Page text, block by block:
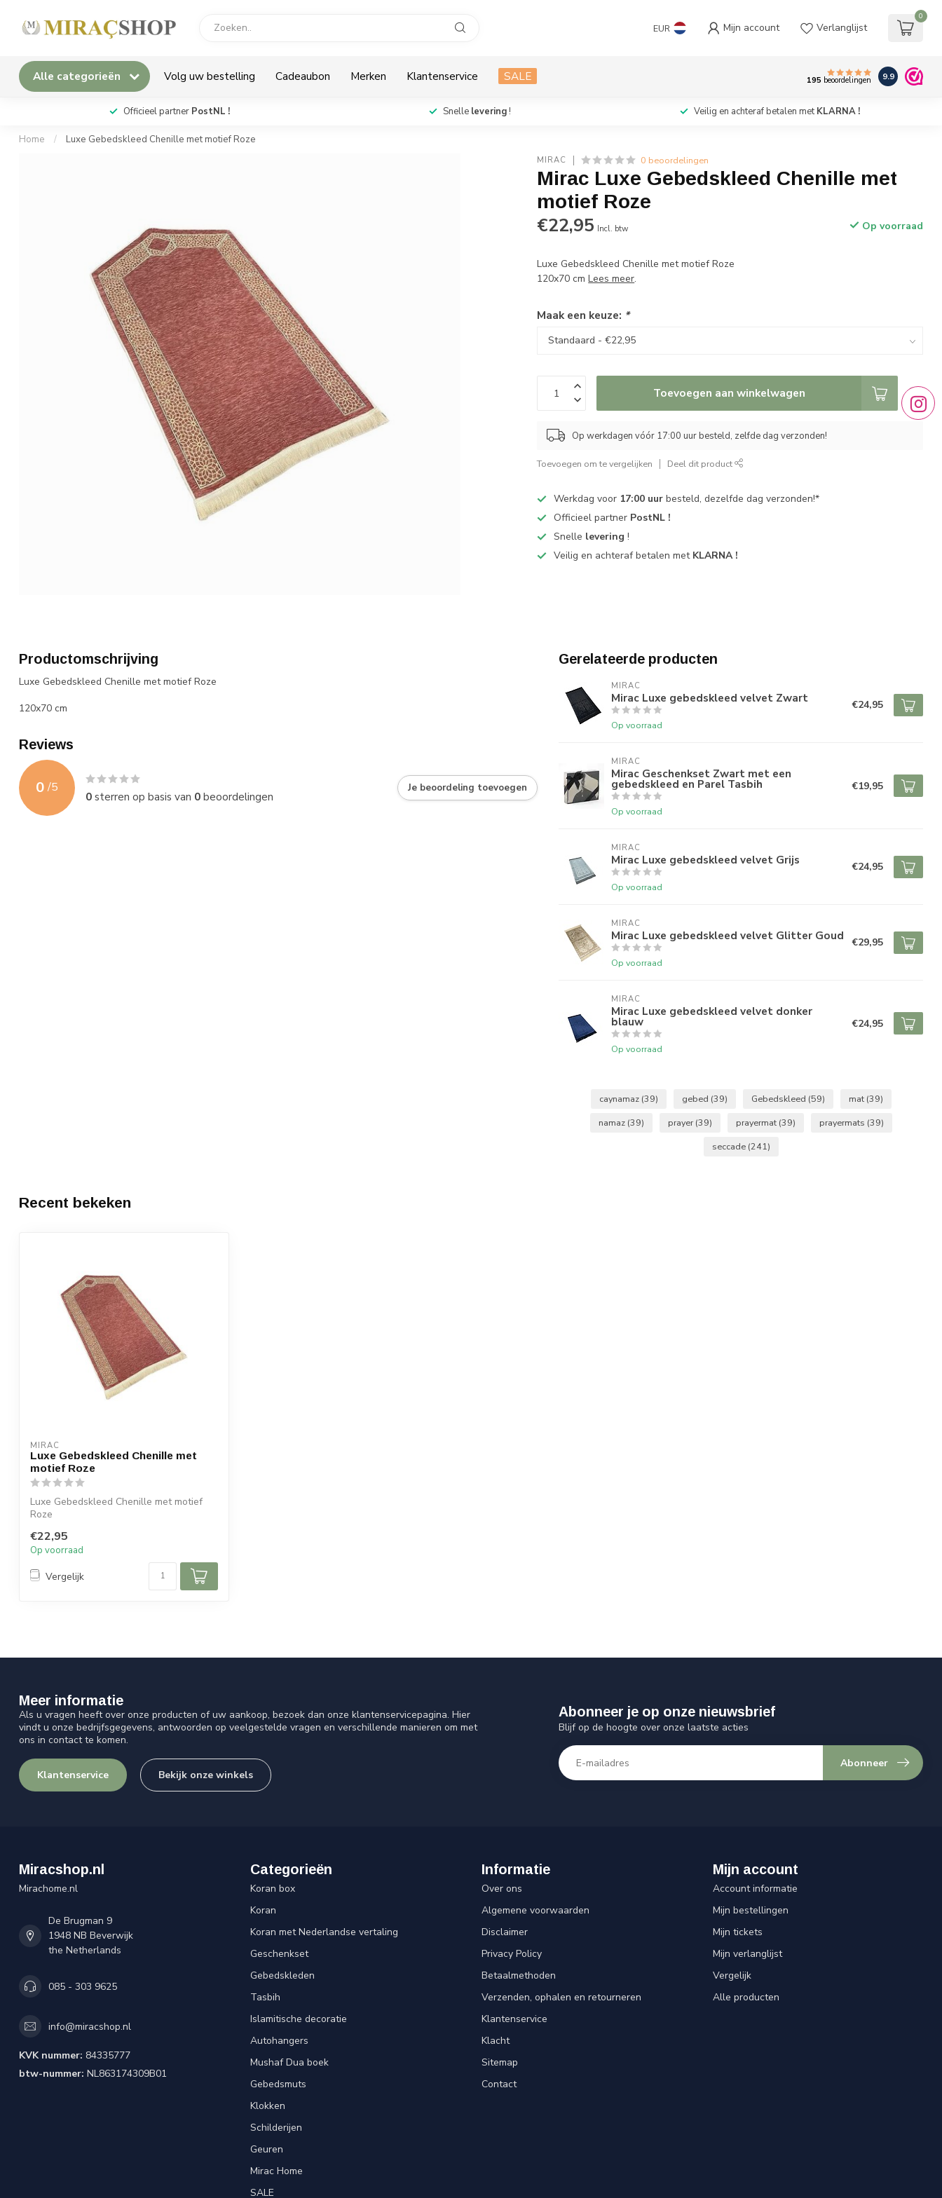
EUR Mijn account Verlanglijst
0
Alle categorieën Volg uw bestelling Cadeaubon Merken Klantenservice SALE 195 beoordelingen 9.9
Officieel partner PostNL ! Snelle levering! Veilig en achteraf betalen met KLARNA !
Home / Luxe Gebedskleed Chenille met motief Roze
MIRAC 0 beoordelingen
Mirac Luxe Gebedskleed Chenille met
motief Roze
€22,95 Incl. btw Op voorraad
Luxe Gebedskleed Chenille met motief Roze
120x70 cmLees meer.
Maak een keuze: *
Toevoegen aan winkelwagen
Op werkdagen vóór 17:00 uur besteld, zelfde dag verzonden!
Toevoegen om te vergelijken Deel dit product
Werkdag voor 17:00 uur besteld, dezelfde dag verzonden!*
Officieel partner PostNL !
Snelle levering !
Veilig en achteraf betalen met KLARNA !
Productomschrijving
Luxe Gebedskleed Chenille met motief Roze
120x70 cm
Reviews
0 /5
0sterren op basis van 0beoordelingen
Je beoordeling toevoegen
Gerelateerde producten
MIRAC
Mirac Luxe gebedskleed velvet Zwart
Op voorraad
€24,95
MIRAC
Mirac Geschenkset Zwart met een
gebedskleed en Parel Tasbih
Op voorraad
€19,95
MIRAC
Mirac Luxe gebedskleed velvet Grijs
Op voorraad
€24,95
MIRAC
Mirac Luxe gebedskleed velvet Glitter Goud
Op voorraad
€29,95
MIRAC
Mirac Luxe gebedskleed velvet donker
blauw
Op voorraad
€24,95
caynamaz (39) gebed (39) Gebedskleed (59) mat (39)
namaz (39) prayer (39) prayermat (39) prayermats (39)
seccade (241)
Recent bekeken
MIRAC
Luxe Gebedskleed Chenille met
motief Roze
Luxe Gebedskleed Chenille met motief
Roze
€22,95
Op voorraad
Vergelijk
Meer informatie
Als u vragen heeft over onze producten of uw aankoop, bezoek dan onze klantenservicepagina. Hier
vindt u onze bedrijfsgegevens, antwoorden op veelgestelde vragen en verschillende manieren om met
ons in contact te komen.
Klantenservice Bekijk onze winkels
Abonneer je op onze nieuwsbrief
Blijf op de hoogte over onze laatste acties
Abonneer
Miracshop.nl
Mirachome.nl
De Brugman 9
1948 NB Beverwijk
the Netherlands
085 - 303 9625
info@miracshop.nl
KVK nummer: 84335777
btw-nummer: NL863174309B01
Categorieën
Koran box
Koran
Koran met Nederlandse vertaling
Geschenkset
Gebedskleden
Tasbih
Islamitische decoratie
Autohangers
Mushaf Dua boek
Gebedsmuts
Klokken
Schilderijen
Geuren
Mirac Home
SALE
Informatie
Over ons
Algemene voorwaarden
Disclaimer
Privacy Policy
Betaalmethoden
Verzenden, ophalen en retourneren
Klantenservice
Klacht
Sitemap
Contact
Mijn account
Account informatie
Mijn bestellingen
Mijn tickets
Mijn verlanglijst
Vergelijk
Alle producten